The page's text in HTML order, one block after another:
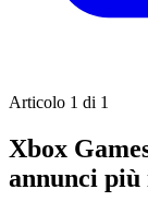
Articolo 1 di 1
Xbox
annunci